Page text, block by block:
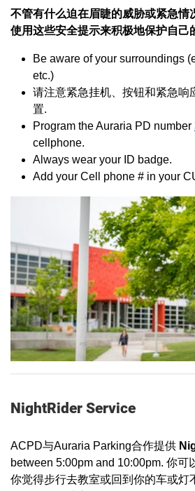
不管有什么迫在眉睫的威胁或紧急情
使用这些安全提示来积极地保护自己
Be aware of your surroundings
etc.)
请注意紧急挂机、按钮和紧急响
置.
Program the Auraria PD number
cellphone.
Always wear your ID badge.
Add your Cell phone # in your
NightRider Service
ACPD与Auraria Parking合作提供
between 5:00pm and 10:00pm. 你可
你觉得步行去教室或回到你的车或灯